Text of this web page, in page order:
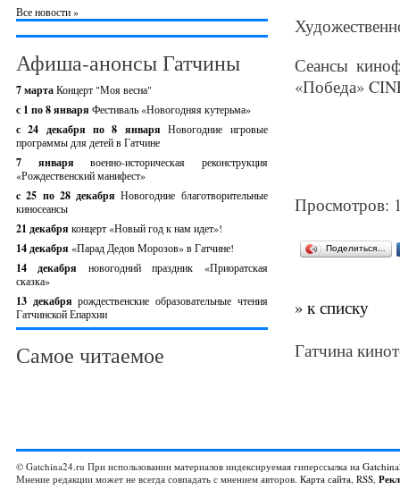
Все новости »
Афиша-анонсы Гатчины
7 мартаКонцерт "Моя весна"
с 1 по 8 января Фестиваль «Новогодняя кутерьма»
с 24 декабря по 8 январяНовогодние игровые
программы для детей в Гатчине
7 январявоенно-историческая реконструкция
«Рождественский манифест»
c 25 по 28 декабряНовогодние благотворительные
киносеансы
21 декабря концерт «Новый год к нам идет»!
14 декабря «Парад Дедов Морозов» в Гатчине!
14 декабря новогодний праздник «Приоратская
сказка»
13 декабрярождественские образовательные чтения
Гатчинской Епархии
Самое читаемое
Сеансы
«Победа»
Просмотров:
Поделиться…
» к списку
Гатчина
© Gatchina24.ru При использовании материалов индексируемая гиперссылка на
Мнение редакции может не всегда совпадать с мнением авторов. Карта сайта, RSS,